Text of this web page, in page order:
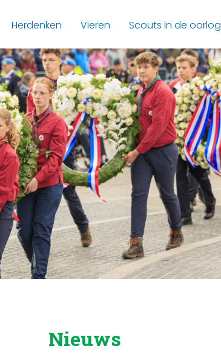
Herdenken Vieren Scouts in de oorlog
Nieuws